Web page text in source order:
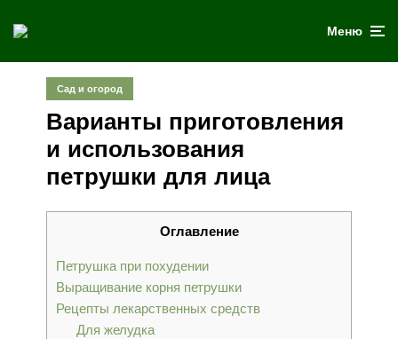
Меню
Сад и огород
Варианты приготовления
и использования
петрушки для лица
Оглавление
Петрушка при похудении
Выращивание корня петрушки
Рецепты лекарственных средств
Для желудка